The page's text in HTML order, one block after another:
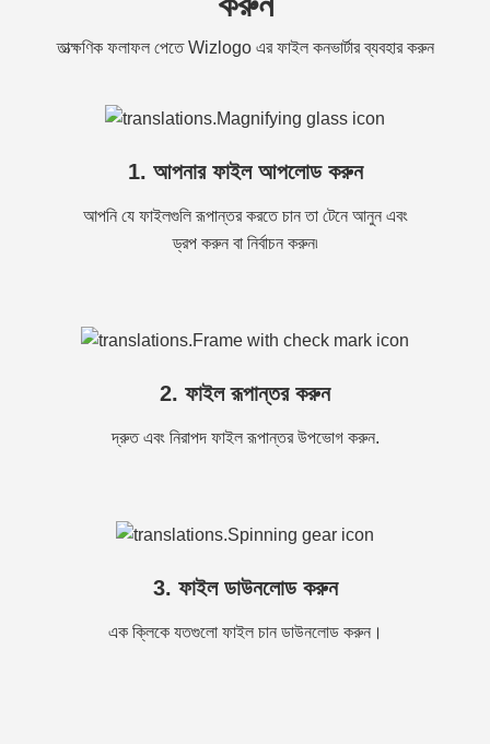
তাত্ক্ষণিক ফলাফল পেতে Wizlogo এর ফাইল কনভার্টার ব্যবহার করুন
1. আপনার ফাইল আপলোড করুন
আপনি যে ফাইলগুলি রূপান্তর করতে চান তা টেনে আনুন এবং
ড্রপ করুন বা নির্বাচন করুন৷
2. ফাইল রূপান্তর করুন
দ্রুত এবং নিরাপদ ফাইল রূপান্তর উপভোগ করুন.
3. ফাইল ডাউনলোড করুন
এক ক্লিকে যতগুলো ফাইল চান ডাউনলোড করুন।